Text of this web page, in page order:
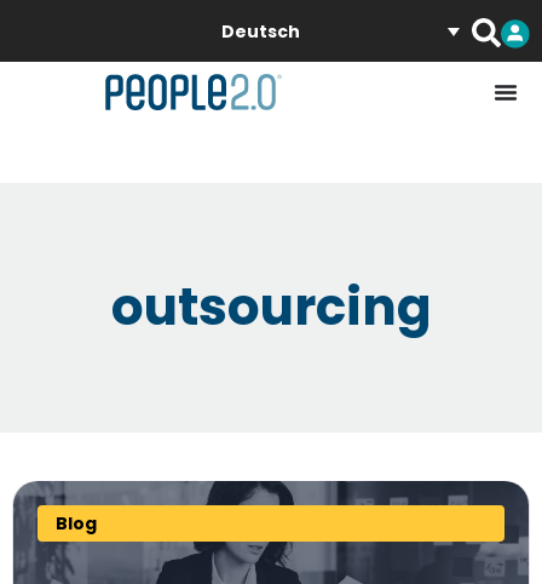
Deutsch
outsourcing
Blog